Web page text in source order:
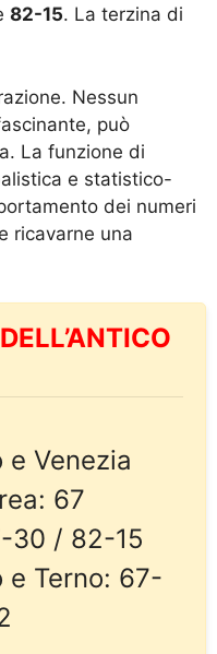
82-15. La terzina di
Nessun
può
La funzione di
e statistico-
dei numeri
ricavarne una
e Venezia
67
30 / 82-15
e Terno: 67-